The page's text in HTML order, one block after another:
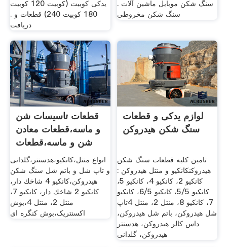
یدکی کوبیت (کوبیت 120 کوبیت
180 کوبیت 240) قطعات و .
دریافت
سنگ شکن موبایل ماشین آلات .
سنگ شکن مخروطی
قطعات تاسیسات شن
و ماسه،قطعات معادن
شن و ماسه،قطعات
سنگ
انواع منتل،کانکیو،هدسنتر،گلدانی
و تاپ شل و باتم شل سنگ شکن
هیدروکن،كانكيو 4 شاخك دار،
كانكيو 2 شاخك دار، كانكيو 7،
منتل 2، منتل 4،بوش
اکسنتریک،بوش کنگره ای
لوازم یدکی و قطعات
سنگ شکن هیدروکن
تامین کلیه قطعات سنگ شکن
هیدروکنکانکیو و منتل هیدروکن :
کانکیو 2، کانکیو 4، کانکیو 5،
کانکیو 5/5، کانکیو 6/5، کانکیو
7، کانکیو 8، منتل 2، منتل 4تاپ
شل هیدروکن، باتم شل هیدروکن،
داس کالر هیدروکن، هدسنتر
هیدروکن، گلدانی